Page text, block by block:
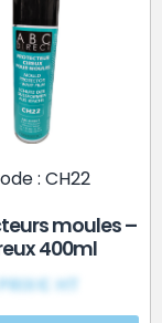
: CH22
moules –
400ml
HT